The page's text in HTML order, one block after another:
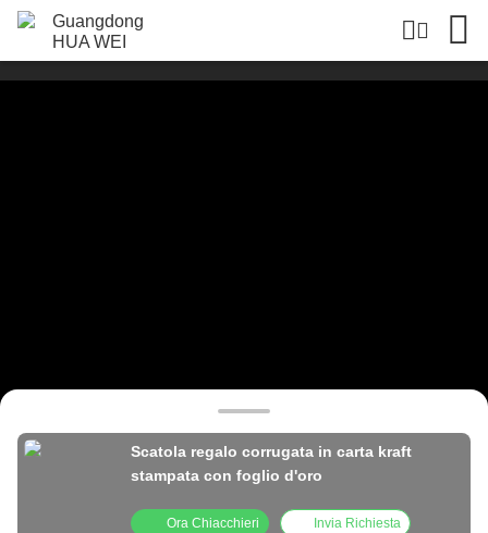
Scatola regalo corrugata in carta kraft
stampata con foglio d'oro
Ora Chiacchieri Invia Richiesta